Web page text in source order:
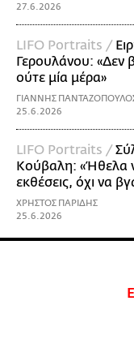
27.6.2026
LIFO Portraits /
Γερουλάνου: «Δεν
ούτε μία μέρα»
ΓΙΑΝΝΗΣ
25.6.2026
LIFO Portraits /
Κούβαλη: «Ήθελα
εκθέσεις, όχι να
ΧΡΗΣΤΟΣ ΠΑΡΙΔΗΣ
25.6.2026